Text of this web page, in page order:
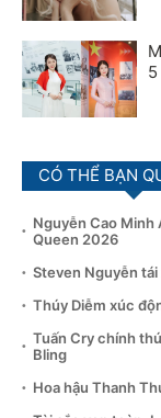
CÓ THỂ BẠN
Nguyễn Cao
Queen 2026
Steven Nguyễn tái
Thúy Diễm xúc
Tuấn Cry chính
Bling
Hoa hậu Thanh